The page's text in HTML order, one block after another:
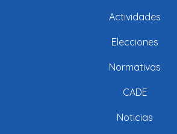
Actividades
Elecciones
Normativas
CADE
Noticias